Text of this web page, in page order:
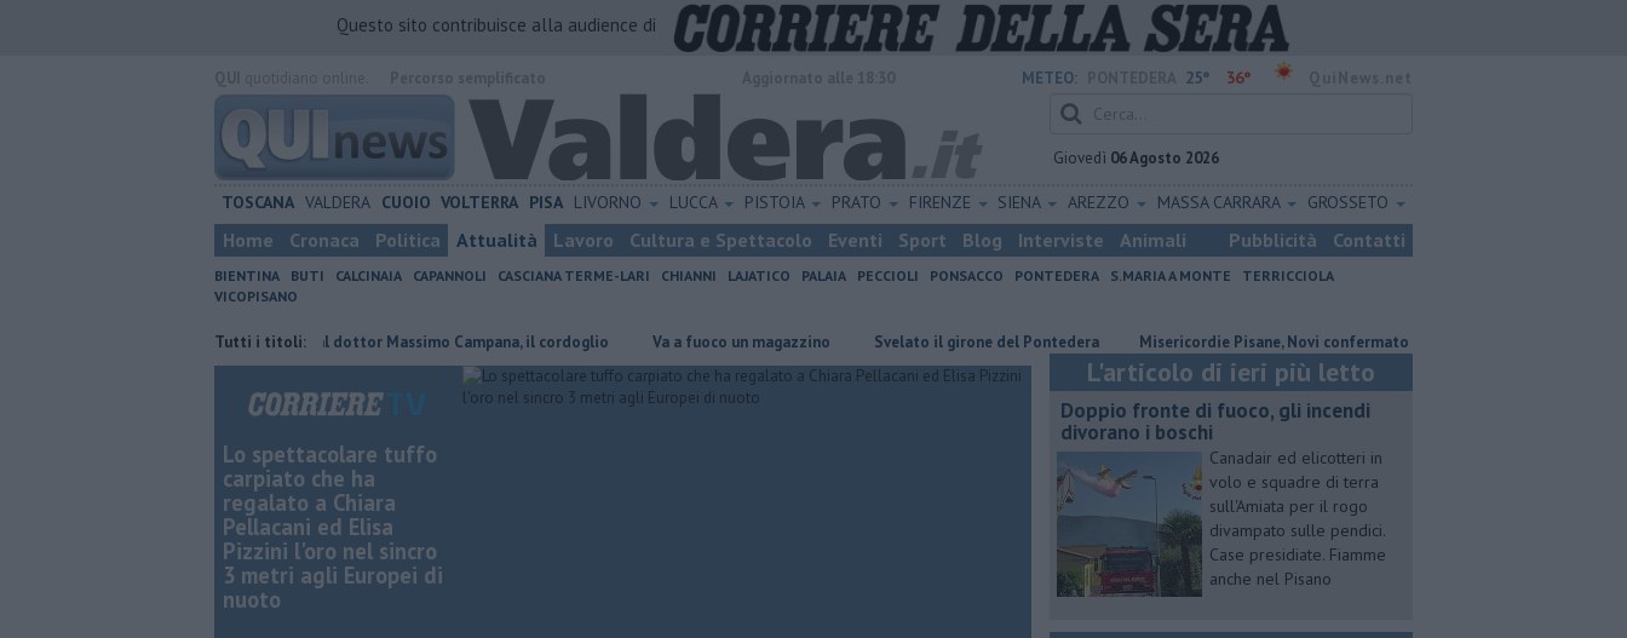
Questo sito contribuisce alla audience di
METEO: 25° 36°
Giovedì 06 Agosto 2026
TOSCANA VALDERA CUOIO VOLTERRA PISA LIVORNO LUCCA PISTOIA PRATO FIRENZE SIENA AREZZO MASSA CARRARA GROSSETO
Home Cronaca Politica Attualità Lavoro Cultura e Spettacolo Eventi Sport Blog Interviste Animali Pubblicità Contatti
BIENTINA BUTI CALCINAIA CAPANNOLI CASCIANA TERME-LARI CHIANNI LAJATICO PALAIA PECCIOLI PONSACCO PONTEDERA S.MARIA A MONTE
TERRICCIOLA
VICOPISANO
Tutti i titoli:
Addio al dottor Massimo Campana, il cordoglio Va a fuoco un magazzino Svelato il girone del Pontedera Misericordie Pisane, Novi confermato presidente
Lo spettacolare tuffo
carpiato che ha
regalato a Chiara
Pellacani ed Elisa
Pizzini l'oro nel sincro
3 metri agli Europei di
nuoto
L'articolo di ieri più letto
Doppio fronte di fuoco, gli incendi
divorano i boschi
Canadair ed elicotteri in
volo e squadre di terra
sull'Amiata per il rogo
divampato sulle pendici.
Case presidiate. Fiamme
anche nel Pisano